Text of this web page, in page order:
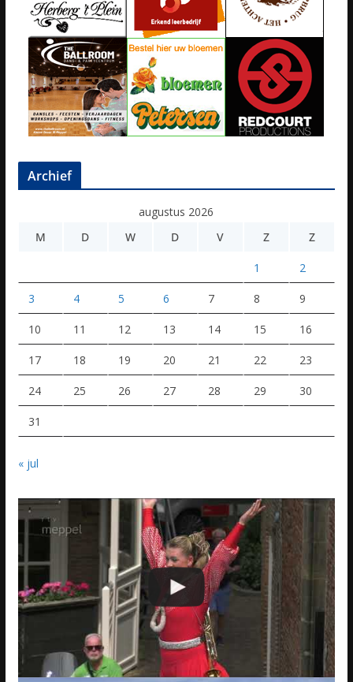
Archief
augustus 2026
M
D W D V Z Z
1 2
3 4 5 6 7 8 9
10 11 12 13 14 15 16
17 18 19 20 21 22 23
24 25 26 27 28 29 30
31
« jul